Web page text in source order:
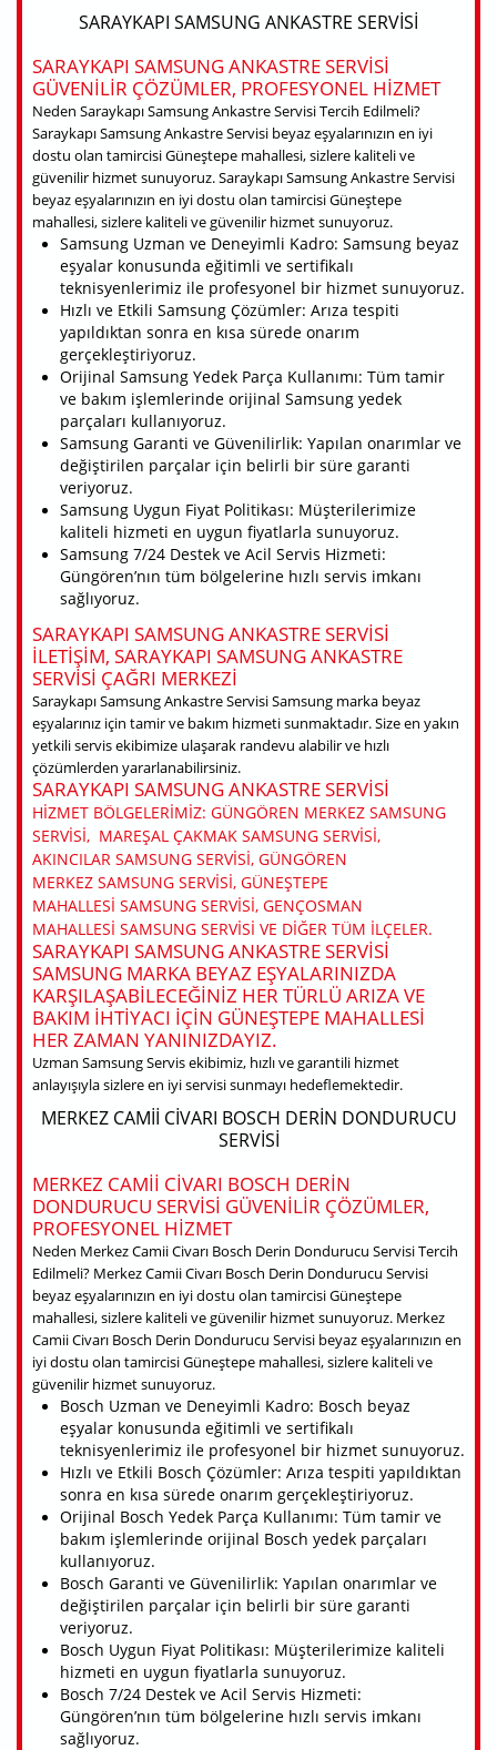
SARAYKAPI SAMSUNG ANKASTRE SERVISI
SARAYKAPI SAMSUNG ANKASTRE SERVISI
GÜVENILIR ÇÖZÜMLER, PROFESYONEL HIZMET
Neden Saraykapı Samsung Ankastre Servisi Tercih Edilmeli?
Saraykapı Samsung Ankastre Servisi beyaz eşyalarınızın en iyi
dostu olan tamircisi Güneştepe mahallesi, sizlere kaliteli ve
güvenilir hizmet sunuyoruz. Saraykapı Samsung Ankastre Servisi
beyaz eşyalarınızın en iyi dostu olan tamircisi Güneştepe
mahallesi, sizlere kaliteli ve güvenilir hizmet sunuyoruz.
Samsung Uzman ve Deneyimli Kadro: Samsung beyaz
eşyalar konusunda eğitimli ve sertifikalı
teknisyenlerimiz ile profesyonel bir hizmet sunuyoruz.
Hızlı ve Etkili Samsung Çözümler: Arıza tespiti
yapıldıktan sonra en kısa sürede onarım
gerçekleştiriyoruz.
Orijinal Samsung Yedek Parça Kullanımı: Tüm tamir
ve bakım işlemlerinde orijinal Samsung yedek
parçaları kullanıyoruz.
Samsung Garanti ve Güvenilirlik: Yapılan onarımlar ve
değiştirilen parçalar için belirli bir süre garanti
veriyoruz.
Samsung Uygun Fiyat Politikası: Müşterilerimize
kaliteli hizmeti en uygun fiyatlarla sunuyoruz.
Samsung 7/24 Destek ve Acil Servis Hizmeti:
Güngören’nın tüm bölgelerine hızlı servis imkanı
sağlıyoruz.
SARAYKAPI SAMSUNG ANKASTRE SERVISI
ILETIŞIM, SARAYKAPI SAMSUNG ANKASTRE
SERVISI ÇAĞRI MERKEZI
Saraykapı Samsung Ankastre Servisi Samsung marka beyaz
eşyalarınız için tamir ve bakım hizmeti sunmaktadır. Size en yakın
yetkili servis ekibimize ulaşarak randevu alabilir ve hızlı
çözümlerden yararlanabilirsiniz.
SARAYKAPI SAMSUNG ANKASTRE SERVISI
HIZMET BÖLGELERIMIZ: GÜNGÖREN MERKEZ SAMSUNG
SERVISI, MAREŞAL ÇAKMAK SAMSUNG SERVISI,
AKINCILAR SAMSUNG SERVISI, GÜNGÖREN
MERKEZ SAMSUNG SERVISI, GÜNEŞTEPE
MAHALLESI SAMSUNG SERVISI, GENÇOSMAN
MAHALLESI SAMSUNG SERVISI VE DIĞER TÜM ILÇELER.
SARAYKAPI SAMSUNG ANKASTRE SERVISI
SAMSUNG MARKA BEYAZ EŞYALARINIZDA
KARŞILAŞABILECEĞINIZ HER TÜRLÜ ARIZA VE
BAKIM IHTIYACI IÇIN GÜNEŞTEPE MAHALLESI
HER ZAMAN YANINIZDAYIZ.
Uzman Samsung Servis ekibimiz, hızlı ve garantili hizmet
anlayışıyla sizlere en iyi servisi sunmayı hedeflemektedir.
MERKEZ CAMII CIVARI BOSCH DERIN DONDURUCU
SERVISI
MERKEZ CAMII CIVARI BOSCH DERIN
DONDURUCU SERVISI GÜVENILIR ÇÖZÜMLER,
PROFESYONEL HIZMET
Neden Merkez Camii Civarı Bosch Derin Dondurucu Servisi Tercih
Edilmeli? Merkez Camii Civarı Bosch Derin Dondurucu Servisi
beyaz eşyalarınızın en iyi dostu olan tamircisi Güneştepe
mahallesi, sizlere kaliteli ve güvenilir hizmet sunuyoruz. Merkez
Camii Civarı Bosch Derin Dondurucu Servisi beyaz eşyalarınızın en
iyi dostu olan tamircisi Güneştepe mahallesi, sizlere kaliteli ve
güvenilir hizmet sunuyoruz.
Bosch Uzman ve Deneyimli Kadro: Bosch beyaz
eşyalar konusunda eğitimli ve sertifikalı
teknisyenlerimiz ile profesyonel bir hizmet sunuyoruz.
Hızlı ve Etkili Bosch Çözümler: Arıza tespiti yapıldıktan
sonra en kısa sürede onarım gerçekleştiriyoruz.
Orijinal Bosch Yedek Parça Kullanımı: Tüm tamir ve
bakım işlemlerinde orijinal Bosch yedek parçaları
kullanıyoruz.
Bosch Garanti ve Güvenilirlik: Yapılan onarımlar ve
değiştirilen parçalar için belirli bir süre garanti
veriyoruz.
Bosch Uygun Fiyat Politikası: Müşterilerimize kaliteli
hizmeti en uygun fiyatlarla sunuyoruz.
Bosch 7/24 Destek ve Acil Servis Hizmeti:
Güngören’nın tüm bölgelerine hızlı servis imkanı
sağlıyoruz.